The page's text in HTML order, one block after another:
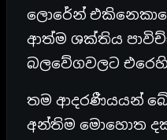
ලොරේන්
ආත්ම ශක්තිය
බලවේගවලට
තම ආදරණීයයන්
අන්තිම මොහොත